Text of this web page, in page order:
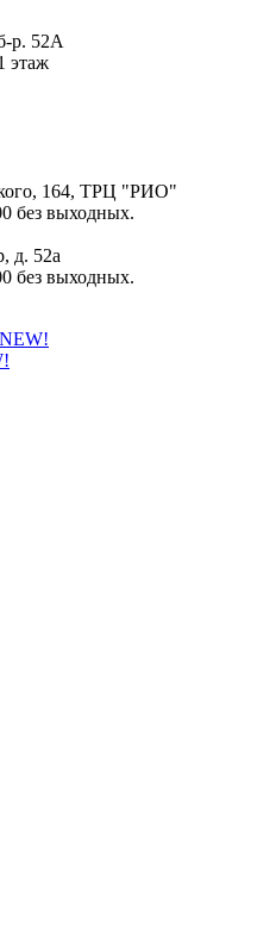
р. 52А
этаж
164, ТРЦ "РИО"
без выходных.
д. 52а
без выходных.